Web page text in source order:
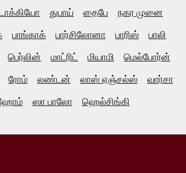
துபாய் தைபே
நகர முனை
பாங்காக் பார்சிலோனா பாரிஸ்
பாலி
பெர்லின் மாட்ரிட் மியாமி
மெல்போர்ன்
ரோம் லண்டன் லாஸ் ஏஞ்சல்ஸ்
வார்சா
ஸா பாலோ ஹெல்சிங்கி